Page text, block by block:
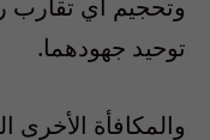
وتحجيم اي تقارب
توحيد جهودهما.
والمكافأة الأخرى